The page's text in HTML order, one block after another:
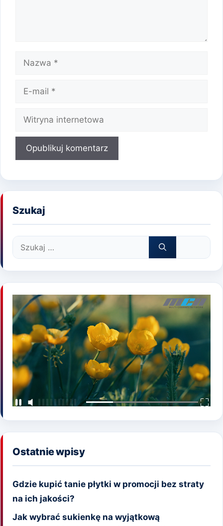
Nazwa
Witryna
Szukaj
Szukaj:
Ostatnie wpisy
Gdzie kupić tanie płytki w promocji bez straty
na ich jakości?
Jak wybrać sukienkę na wyjątkową